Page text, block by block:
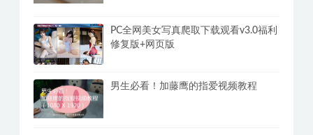
PC全网美女写真爬取下载观看v3.0福利
修复版+网页版
男生必看！加藤鹰的指爱视频教程